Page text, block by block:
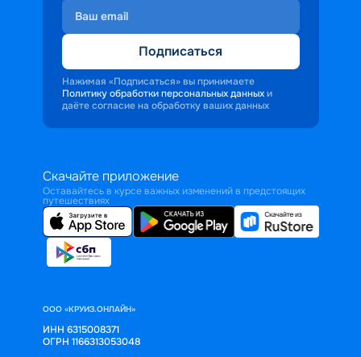
Подписаться
Нажимая «Подписаться» вы принимаете
Политику обработки персональных данных и
даёте согласие на обработку ваших данных
Скачайте приложение
Оставайтесь в курсе важных изменений в предстоящих
путешествиях
ООО «КРУИЗ.ОНЛАЙН»
ИНН 6315008371
ОГРН 1166313053048